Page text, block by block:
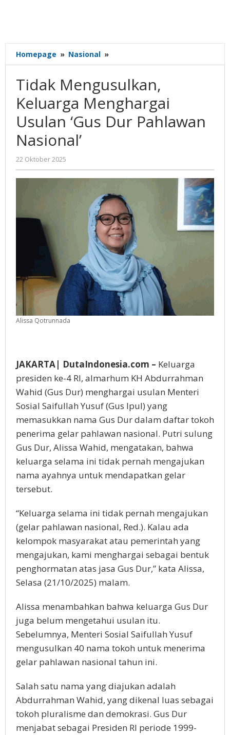
Homepage » Nasional »
Mengusulkan,
Menghargai
Usulan
'Gus
Dur
Pahlawan
Tidak Mengusulkan,
Keluarga Menghargai
Usulan ‘Gus Dur Pahlawan
Nasional’
22 Oktober 2025
Gatot
Susanto
Alissa Qotrunnada
JAKARTA| DutaIndonesia.com – Keluarga
presiden ke-4 RI, almarhum KH Abdurrahman
Wahid (Gus Dur) menghargai usulan Menteri
Sosial Saifullah Yusuf (Gus Ipul) yang
memasukkan nama Gus Dur dalam daftar tokoh
penerima gelar pahlawan nasional. Putri sulung
Gus Dur, Alissa Wahid, mengatakan, bahwa
keluarga selama ini tidak pernah mengajukan
nama ayahnya untuk mendapatkan gelar
tersebut.
“Keluarga selama ini tidak pernah mengajukan
(gelar pahlawan nasional, Red.). Kalau ada
kelompok masyarakat atau pemerintah yang
mengajukan, kami menghargai sebagai bentuk
penghormatan atas jasa Gus Dur,” kata Alissa,
Selasa (21/10/2025) malam.
Alissa menambahkan bahwa keluarga Gus Dur
juga belum mengetahui usulan itu.
Sebelumnya, Menteri Sosial Saifullah Yusuf
mengusulkan 40 nama tokoh untuk menerima
gelar pahlawan nasional tahun ini.
Salah satu nama yang diajukan adalah
Abdurrahman Wahid, yang dikenal luas sebagai
tokoh pluralisme dan demokrasi. Gus Dur
menjabat sebagai Presiden RI periode 1999-